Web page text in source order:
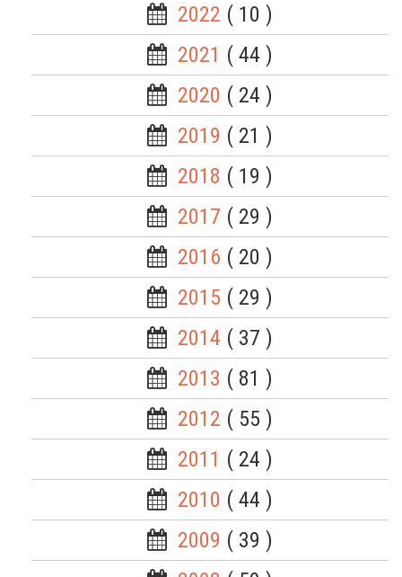
2022 ( 10 )
2021 ( 44 )
2020 ( 24 )
2019 ( 21 )
2018 ( 19 )
2017 ( 29 )
2016 ( 20 )
2015 ( 29 )
2014 ( 37 )
2013 ( 81 )
2012 ( 55 )
2011 ( 24 )
2010 ( 44 )
2009 ( 39 )